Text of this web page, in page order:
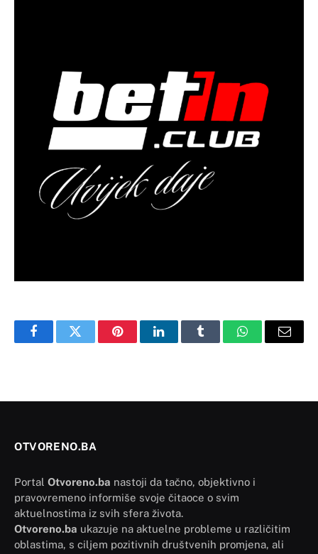
FacebookTwitter PinterestLinkedInTumblr WhatsAppEmail
OTVORENO.BA
Portal Otvoreno.ba nastoji da tačno, objektivno i
pravovremeno informiše svoje čitaoce o svim
aktuelnostima iz svih sfera života.
Otvoreno.ba ukazuje na aktuelne probleme u različitim
oblastima, s ciljem pozitivnih društvenih promjena, ali